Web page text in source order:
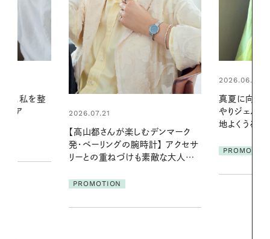
2026.06.01
やりジェルと出合う。暑い季節に心
ア
PROMOTION
2026.06.01
お出かけ前
の一日。汗ば
に過ごす私